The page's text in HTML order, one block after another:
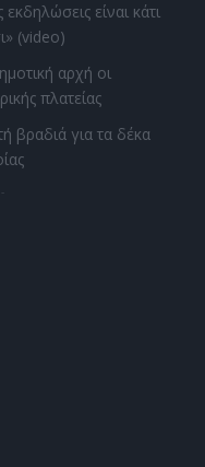
εκδηλώσεις είναι κάτι
(video)
αρχή οι
πλατείας
βραδιά για τα δέκα